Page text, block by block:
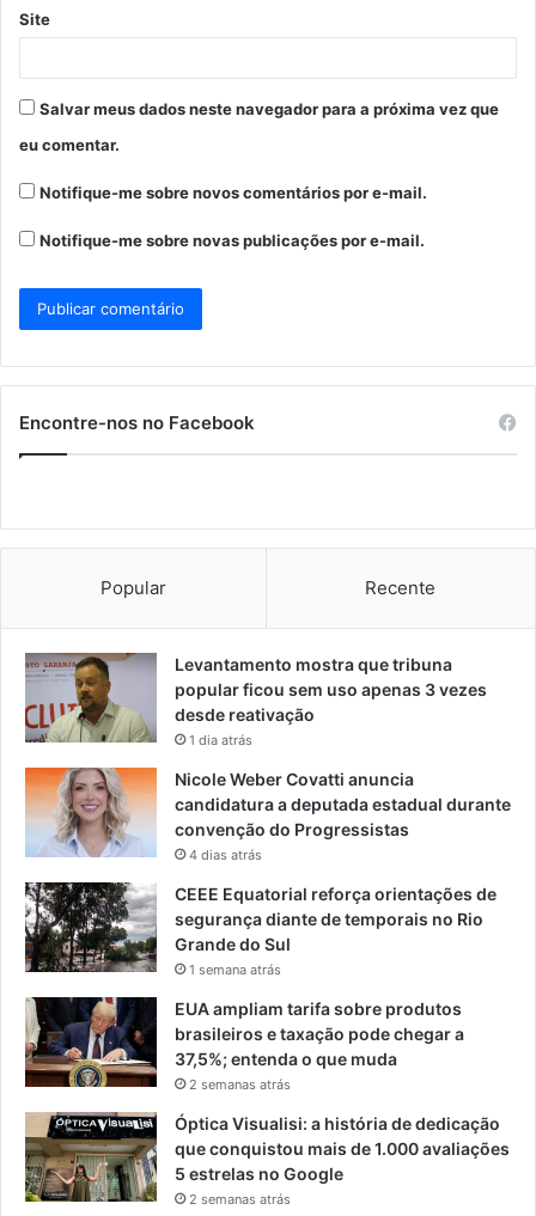
Site
Salvar meus dados neste navegador para a próxima vez que
eu comentar.
Notifique-me sobre novos comentários por e-mail.
Notifique-me sobre novas publicações por e-mail.
Encontre-nos no Facebook
Popular Recente
Levantamento mostra que tribuna
popular ficou sem uso apenas 3 vezes
desde reativação
1 dia atrás
Nicole Weber Covatti anuncia
candidatura a deputada estadual durante
convenção do Progressistas
4 dias atrás
CEEE Equatorial reforça orientações de
segurança diante de temporais no Rio
Grande do Sul
1 semana atrás
EUA ampliam tarifa sobre produtos
brasileiros e taxação pode chegar a
37,5%; entenda o que muda
2 semanas atrás
Óptica Visualisi: a história de dedicação
que conquistou mais de 1.000 avaliações
5 estrelas no Google
2 semanas atrás